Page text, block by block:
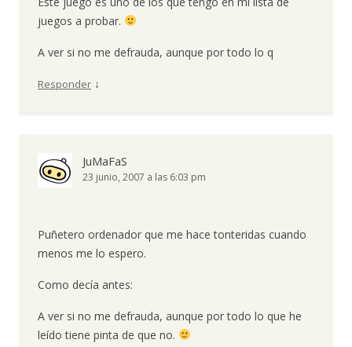
juegos a probar.
A ver si no me defrauda, aunque por todo lo q
Responder ↓
JuMaFaS
23 junio, 2007 a las 6:03 pm
Puñetero ordenador que me hace tonteridas cuando
menos me lo espero.
Como decía antes:
A ver si no me defrauda, aunque por todo lo que he
leído tiene pinta de que no.